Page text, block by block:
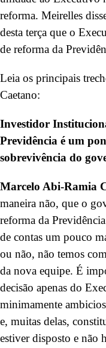
reforma. Meirelles
desta terça que o
de reforma da
Leia os principais
Caetano:
Investidor
Previdência é um
sobrevivência do
Marcelo Abi-Ramia
maneira não, que o
reforma da
de contas um pouco
ou não, não temos
da nova equipe. É
decisão apenas do
minimamente
e, muitas delas,
estiver disposto e não